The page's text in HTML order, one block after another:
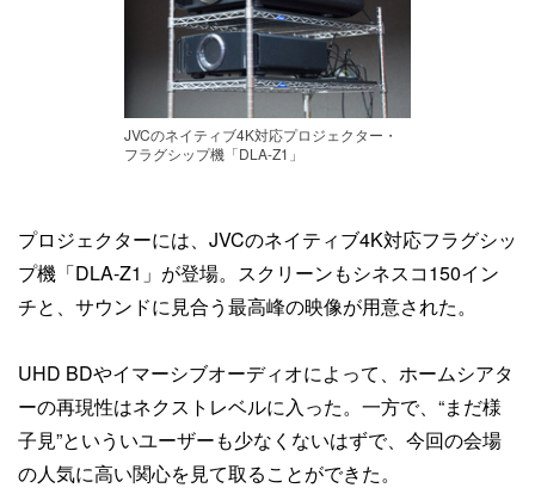
JVCのネイティブ4K対応プロジェクター・
フラグシップ機「DLA-Z1」
プロジェクターには、JVCのネイティブ4K対応フラグシッ
プ機「DLA-Z1」が登場。スクリーンもシネスコ150イン
チと、サウンドに見合う最高峰の映像が用意された。
UHD BDやイマーシブオーディオによって、ホームシアタ
ーの再現性はネクストレベルに入った。一方で、“まだ様
子見”といういユーザーも少なくないはずで、今回の会場
の人気に高い関心を見て取ることができた。